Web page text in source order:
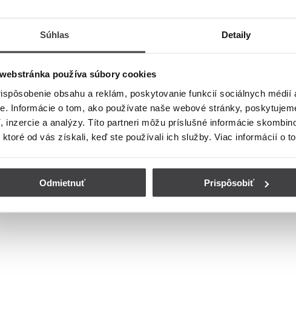
Súhlas Detaily
používa súbory cookies
obsahu a reklám, poskytovanie funkcií sociálnych
Informácie o tom, ako používate naše webové stránky,
inzercie a analýzy. Títo partneri môžu príslušné informácie
ktoré od vás získali, keď ste používali ich služby. Viac informácií o
Odmietnuť Prispôsobiť
čísiel vchodov na ulici Banícka v meste Banská Bystrica.